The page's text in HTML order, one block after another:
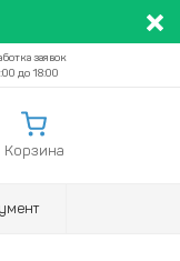
заявок
до 18:00
Корзина